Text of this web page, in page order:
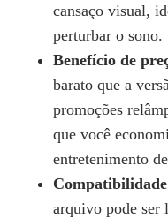
cansaço visual,
perturbar o sono.
Benefício de
barato que a
promoções
que você
entretenimento
arquivo pode